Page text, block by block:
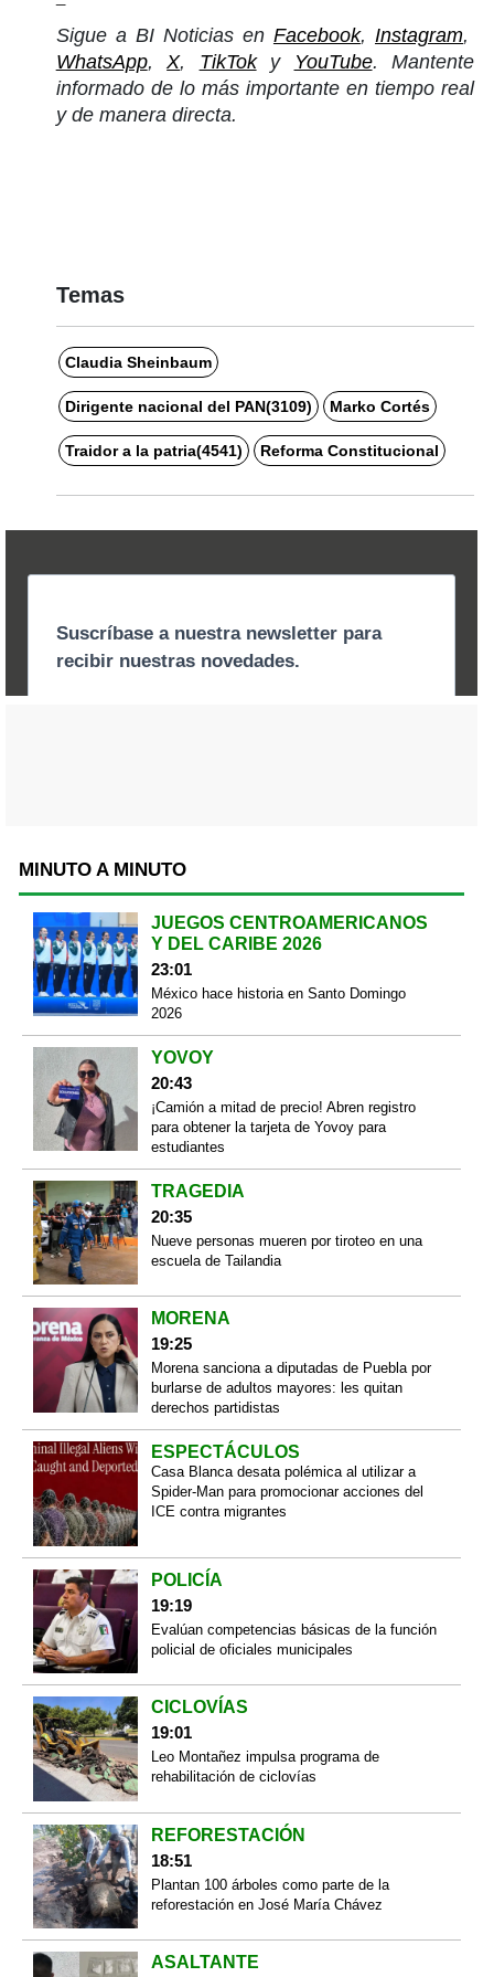
Sigue a BI Noticias en Facebook, Instagram,
WhatsApp,X, TikToky YouTube. Mantente
informado de lo más importante en tiempo real
y de manera directa.
Temas
Claudia Sheinbaum
Dirigente nacional del PAN(3109) Marko Cortés
Traidor a la patria(4541) Reforma Constitucional
MINUTO A MINUTO
JUEGOS CENTROAMERICANOS
Y DEL CARIBE 2026
23:01
México hace historia en Santo Domingo
2026
YOVOY
20:43
¡Camión a mitad de precio! Abren registro
para obtener la tarjeta de Yovoy para
estudiantes
TRAGEDIA
20:35
Nueve personas mueren por tiroteo en una
escuela de Tailandia
MORENA
19:25
Morena sanciona a diputadas de Puebla por
burlarse de adultos mayores: les quitan
derechos partidistas
ESPECTÁCULOS
Casa Blanca desata polémica al utilizar a
Spider-Man para promocionar acciones del
ICE contra migrantes
POLICÍA
19:19
Evalúan competencias básicas de la función
policial de oficiales municipales
CICLOVÍAS
19:01
Leo Montañez impulsa programa de
rehabilitación de ciclovías
REFORESTACIÓN
18:51
Plantan 100 árboles como parte de la
reforestación en José María Chávez
ASALTANTE